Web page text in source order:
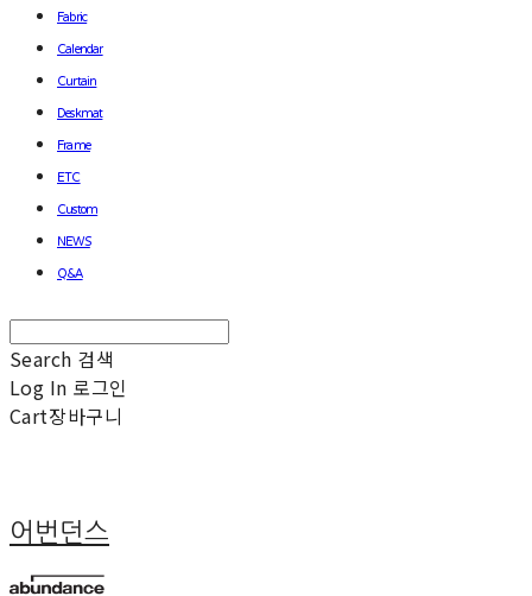
Fabric
Calendar
Curtain
Deskmat
Frame
ETC
Custom
NEWS
Q&A
Search 검색
Log In 로그인
Cart장바구니
어번던스